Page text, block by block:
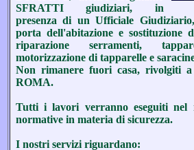
SFRATTI giudiziari, in
presenza di un Ufficiale
porta dell'abitazione e sostituzione
riparazione serramenti,
motorizzazione di tapparelle e
Non rimanere fuori casa, rivolgiti
ROMA.
Tutti i lavori verranno eseguiti nel
normative in materia di sicurezza.
I nostri servizi riguardano: